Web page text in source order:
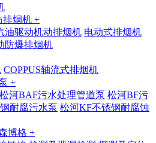
排烟机 +
油驱动机动排烟机 电动式排烟机
防爆排烟机
COPPUS轴流式排烟机
+
松河BAF污水处理管道泵 松河BF污
耐腐污水泵 松河KF不锈钢耐腐蚀
博格 +